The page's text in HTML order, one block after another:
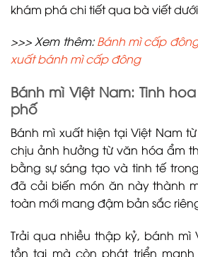
khám phá chi tiết qua bà viết
>>> Xem thêm:Bánh mì cấp
xuất bánh mì cấp đông
Bánh mì Việt Nam: Tinh
phố
Bánh mì xuất hiện tại Việt Nam
chịu ảnh hưởng từ văn hóa ẩm
bằng sự sáng tạo và tinh tế
đã cải biến món ăn này thành
toàn mới mang đậm bản sắc
Trải qua nhiều thập kỷ, bánh mì
tồn tại mà còn phát triển